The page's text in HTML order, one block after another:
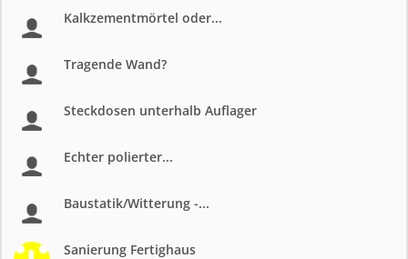
Kalkzementmörtel oder...
Tragende Wand?
Steckdosen unterhalb Auflager
Echter polierter...
Baustatik/Witterung -...
Sanierung Fertighaus